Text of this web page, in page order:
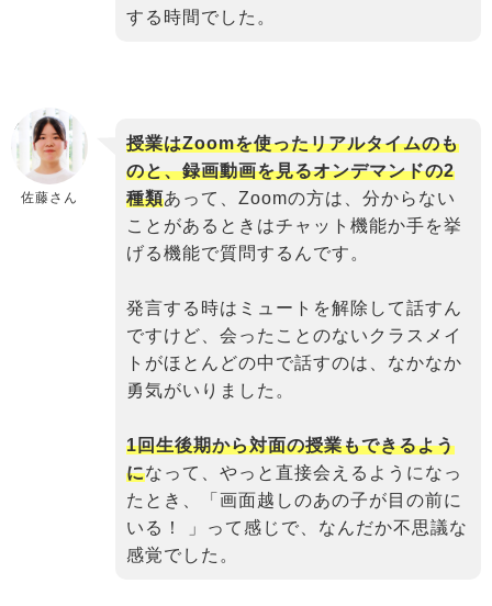
する時間でした。
binary
comment
佐藤さん
授業はZoomを使ったリアルタイムのも
のと、録画動画を見るオンデマンドの2
種類あって、Zoomの方は、分からない
ことがあるときはチャット機能か手を挙
げる機能で質問するんです。
発言する時はミュートを解除して話すん
ですけど、会ったことのないクラスメイ
トがほとんどの中で話すのは、なかなか
勇気がいりました。
1回生後期から対面の授業もできるよう
になって、やっと直接会えるようになっ
たとき、「画面越しのあの子が目の前に
いる！ 」って感じで、なんだか不思議な
感覚でした。